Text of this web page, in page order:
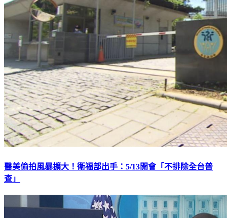
醫美偷拍風暴擴大！衛福部出手：5/13開會「不排除全台普
查」